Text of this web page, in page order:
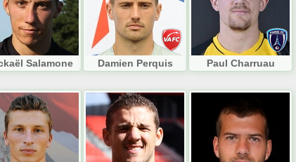
Salamone Damien Perquis Paul Charruau